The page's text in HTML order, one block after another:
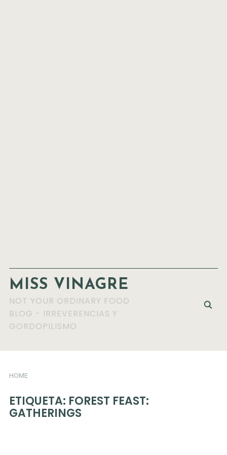
MISS VINAGRE
NOT YOUR ORDINARY FOOD
BLOG - IRREVERENCIAS Y
GORDOPILISMO
HOME
ETIQUETA: FOREST FEAST:
GATHERINGS